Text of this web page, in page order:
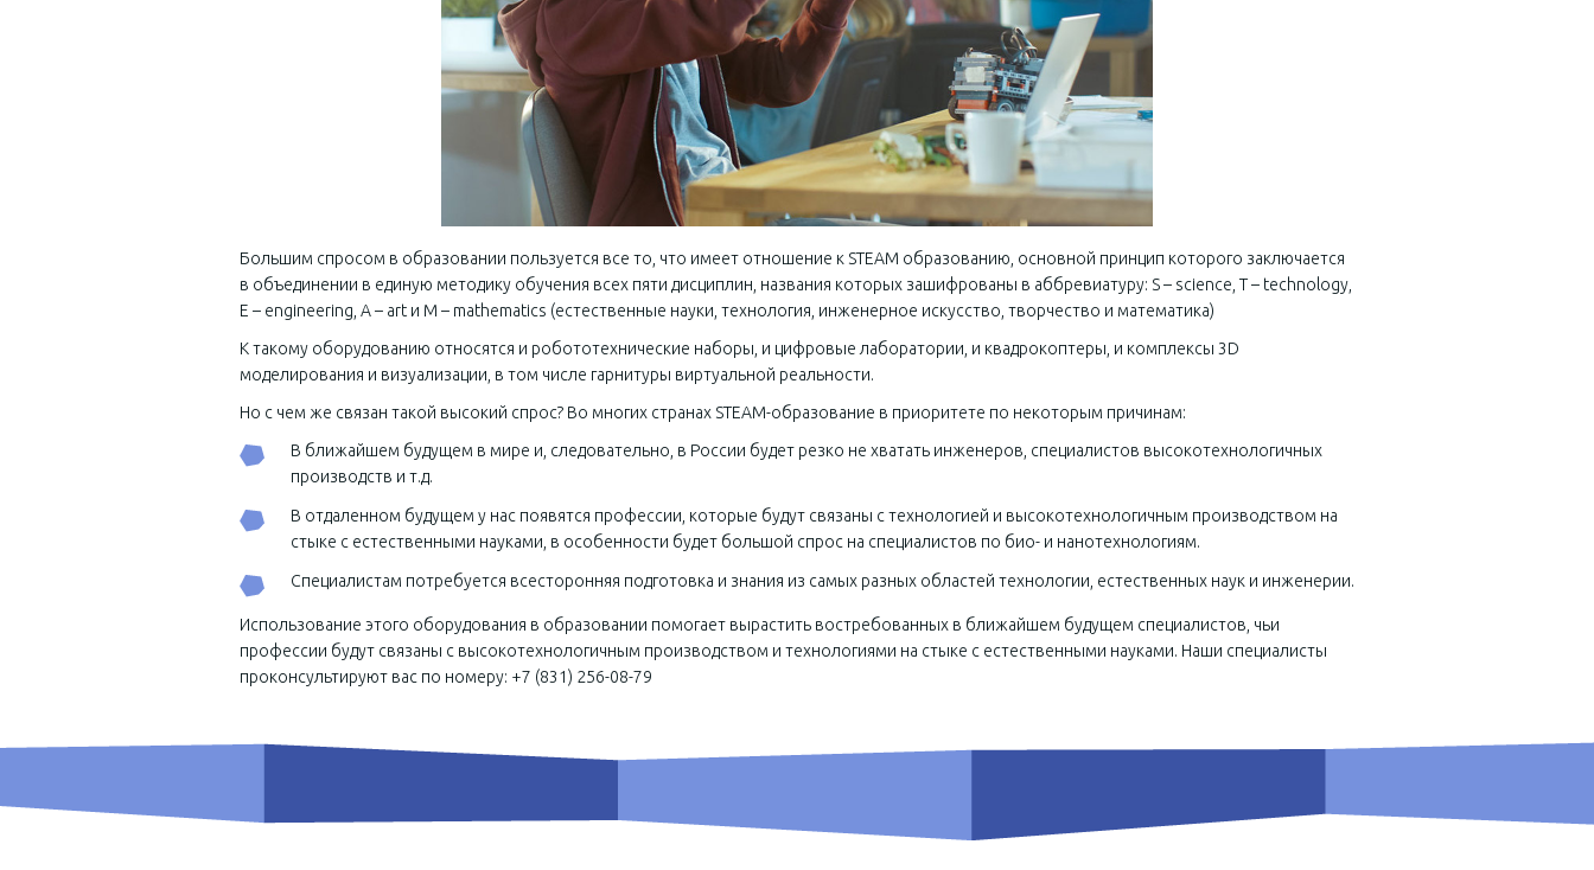
Большим спросом в образовании пользуется все то, что имеет отношение к STEAM образованию, основной принцип которого заключается
в объединении в единую методику обучения всех пяти дисциплин, названия которых зашифрованы в аббревиатуру: S – science, T – technology,
E – engineering, A – art и M – mathematics (естественные науки, технология, инженерное искусство, творчество и математика)
К такому оборудованию относятся и робототехнические наборы, и цифровые лаборатории, и квадрокоптеры, и комплексы 3D
моделирования и визуализации, в том числе гарнитуры виртуальной реальности.
Но с чем же связан такой высокий спрос? Во многих странах STEAM-образование в приоритете по некоторым причинам:
В ближайшем будущем в мире и, следовательно, в России будет резко не хватать инженеров, специалистов высокотехнологичных
производств и т.д.
В отдаленном будущем у нас появятся профессии, которые будут связаны с технологией и высокотехнологичным производством на
стыке с естественными науками, в особенности будет большой спрос на специалистов по био- и нанотехнологиям.
Специалистам потребуется всесторонняя подготовка и знания из самых разных областей технологии, естественных наук и инженерии.
Использование этого оборудования в образовании помогает вырастить востребованных в ближайшем будущем специалистов, чьи
профессии будут связаны с высокотехнологичным производством и технологиями на стыке с естественными науками. Наши специалисты
проконсультируют вас по номеру: +7 (831) 256-08-79